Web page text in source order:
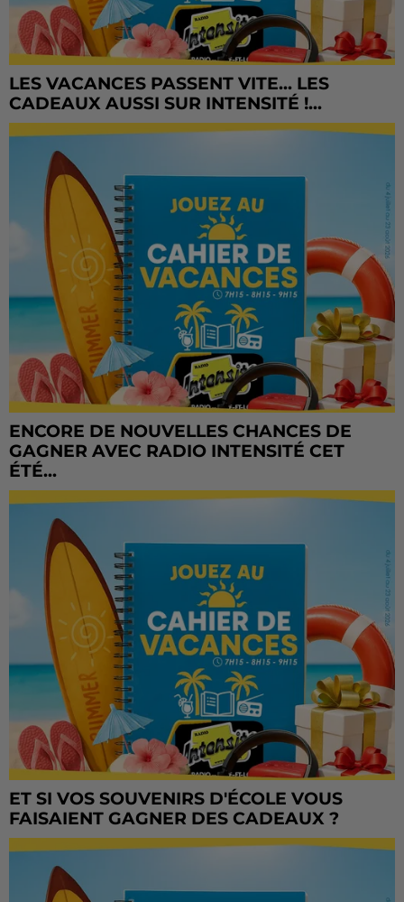
LES VACANCES PASSENT VITE... LES
CADEAUX AUSSI SUR INTENSITÉ !...
ENCORE DE NOUVELLES CHANCES DE
GAGNER AVEC RADIO INTENSITÉ CET
ÉTÉ...
ET SI VOS SOUVENIRS D'ÉCOLE VOUS
FAISAIENT GAGNER DES CADEAUX ?